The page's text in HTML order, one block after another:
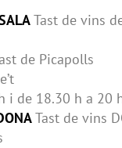
Tast de vins
de Picapolls
i de 18.30 h a 20
Tast de vins